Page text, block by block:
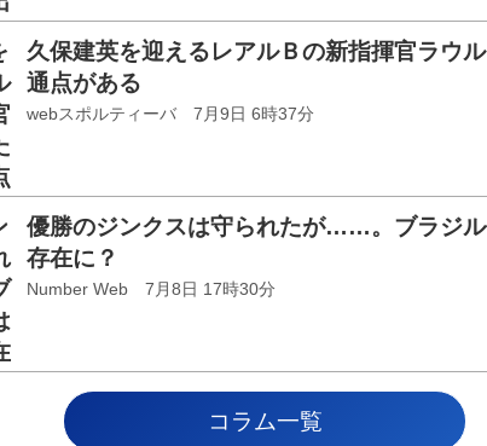
久保建英を迎えるレアルＢの新指揮官ラウ
通点がある
webスポルティーバ 7月9日 6時37分
優勝のジンクスは守られたが……。ブラジ
存在に？
Number Web 7月8日 17時30分
コラム一覧